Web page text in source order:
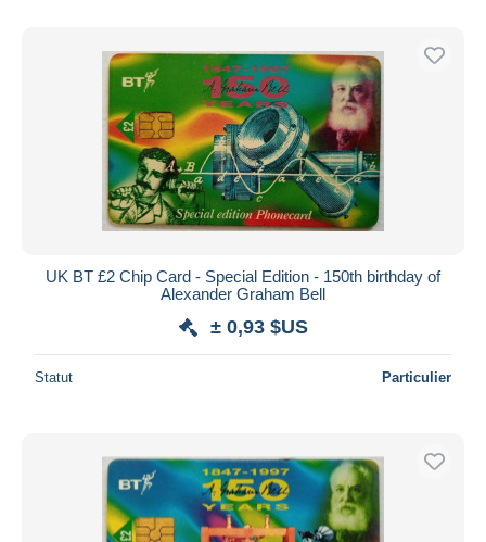
UK BT £2 Chip Card - Special Edition - 150th birthday of
Alexander Graham Bell
± 0,93 $US
Statut Particulier